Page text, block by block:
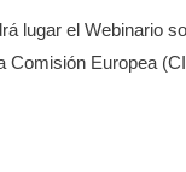
lugar el Webinario
Comisión Europea